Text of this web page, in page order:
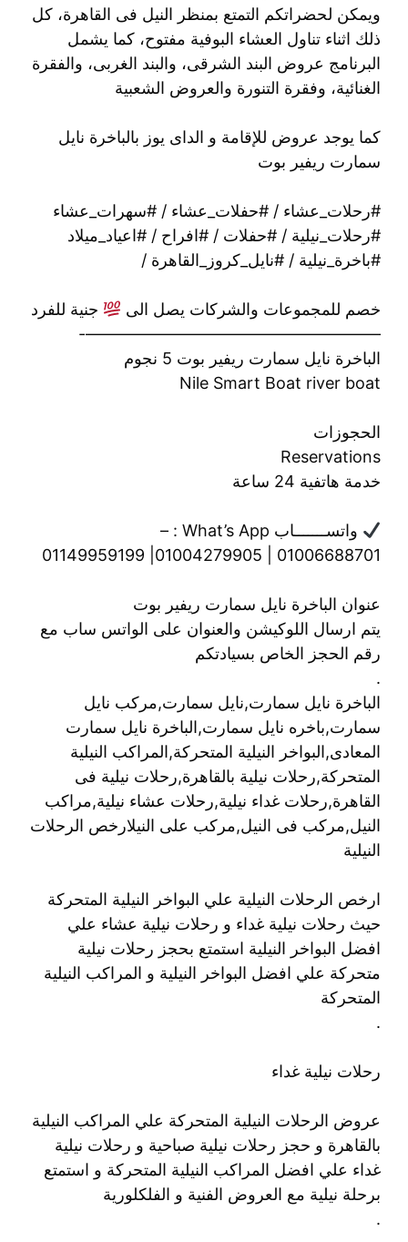
ويمكن لحضراتكم التمتع بمنظر النيل فى القاهرة، كل
ذلك اثناء تناول العشاء البوفية مفتوح، كما يشمل
البرنامج عروض البند الشرقى، والبند الغربى، والفقرة
الغنائية، وفقرة التنورة والعروض الشعبية
كما يوجد عروض للإقامة و الداى يوز بالباخرة نايل
سمارت ريفير بوت
#رحلات_عشاء / #حفلات_عشاء / #سهرات_عشاء
#رحلات_نيلية / #حفلات / #افراح / #اعياد_ميلاد
#باخرة_نيلية / #نايل_كروز_القاهرة /
خصم للمجموعات والشركات يصل الى
جنية للفرد
——————————————————-
الباخرة نايل سمارت ريفير بوت 5 نجوم
Nile Smart Boat river boat
الحجوزات
Reservations
خدمة هاتفية 24 ساعة
واتســـــــاب What’s App : –
01006688701 | 01004279905| 01149959199
عنوان الباخرة نايل سمارت ريفير بوت
يتم ارسال اللوكيشن والعنوان على الواتس ساب مع
رقم الحجز الخاص بسيادتكم
.
الباخرة نايل سمارت,نايل سمارت,مركب نايل
سمارت,باخره نايل سمارت,الباخرة نايل سمارت
المعادى,البواخر النيلية المتحركة,المراكب النيلية
المتحركة,رحلات نيلية بالقاهرة,رحلات نيلية فى
القاهرة,رحلات غداء نيلية,رحلات عشاء نيلية,مراكب
النيل,مركب فى النيل,مركب على النيلارخص الرحلات
النيلية
ارخص الرحلات النيلية علي البواخر النيلية المتحركة
حيث رحلات نيلية غداء و رحلات نيلية عشاء علي
افضل البواخر النيلية استمتع بحجز رحلات نيلية
متحركة علي افضل البواخر النيلية و المراكب النيلية
المتحركة
.
رحلات نيلية غداء
عروض الرحلات النيلية المتحركة علي المراكب النيلية
بالقاهرة و حجز رحلات نيلية صباحية و رحلات نيلية
غداء علي افضل المراكب النيلية المتحركة و استمتع
برحلة نيلية مع العروض الفنية و الفلكلورية
.